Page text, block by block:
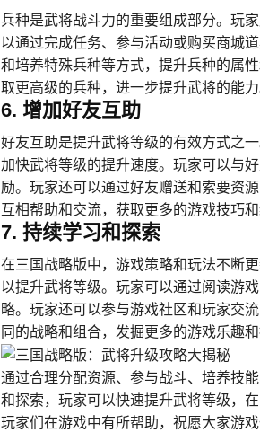
兵种是武将战斗力的重要组成部分。玩
以通过完成任务、参与活动或购买商城
和培养特殊兵种等方式，提升兵种的属
取更高级的兵种，进一步提升武将的能
6. 增加好友互助
好友互助是提升武将等级的有效方式之
加快武将等级的提升速度。玩家可以与
励。玩家还可以通过好友赠送和索要资
互相帮助和交流，获取更多的游戏技巧
7. 持续学习和探索
在三国战略版中，游戏策略和玩法不断
以提升武将等级。玩家可以通过阅读游
略。玩家还可以参与游戏社区和玩家交
同的战略和组合，发掘更多的游戏乐趣
通过合理分配资源、参与战斗、培养技
和探索，玩家可以快速提升武将等级，
玩家们在游戏中有所帮助，祝愿大家游